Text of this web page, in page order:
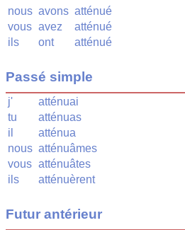
nous avons atténué
vous avez
atténué
ils
ont atténué
Passé simple
j'
atténuai
tu
atténuas
il
atténua
nous atténuâmes
vous atténuâtes
ils
atténuèrent
Futur antérieur